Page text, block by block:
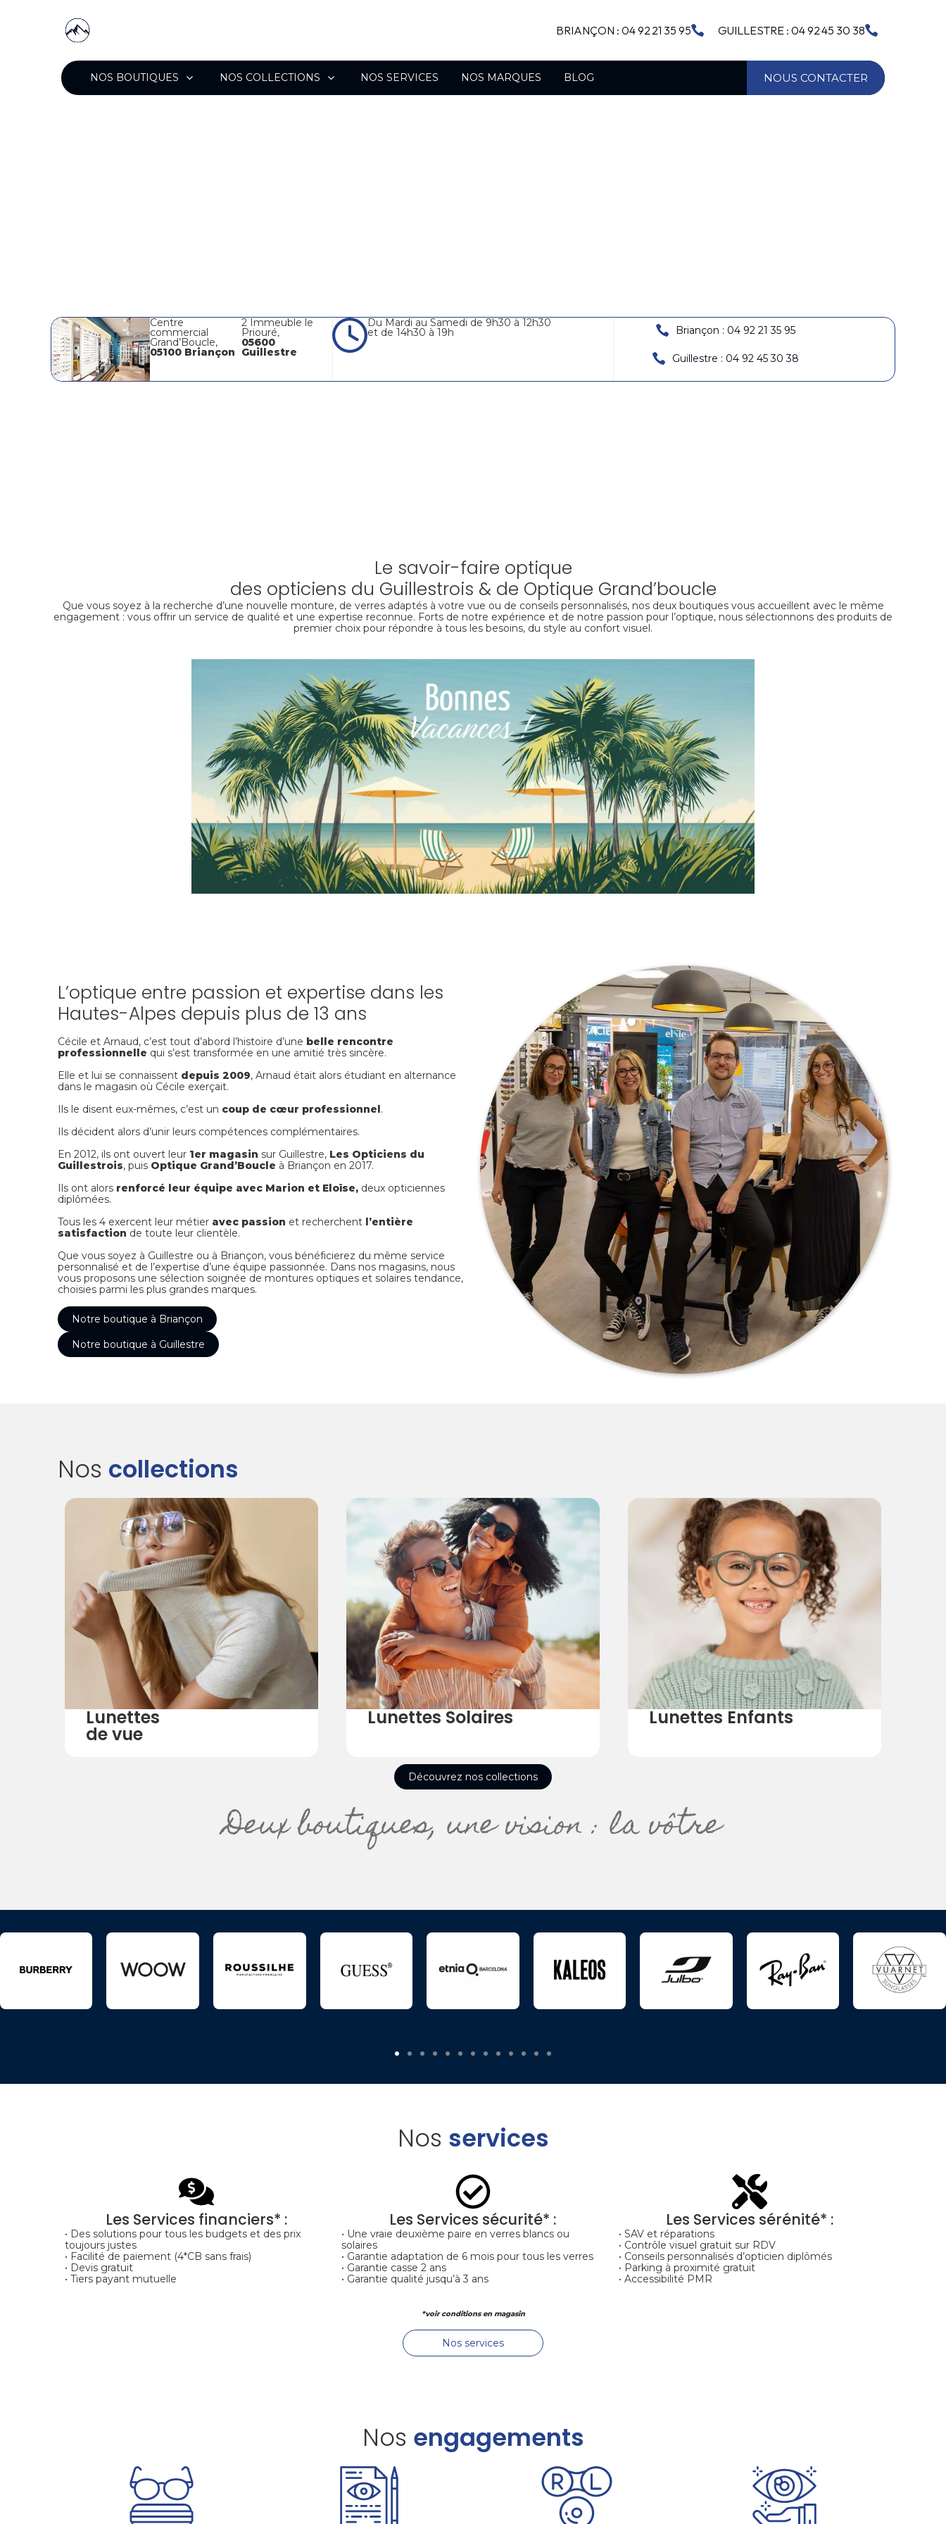
BRIANÇON : 04 92 21 35 95 GUILLESTRE : 04 92 45 30 38
NOS BOUTIQUES NOS COLLECTIONS NOS SERVICES NOS MARQUES BLOG NOUS CONTACTER
Centre
commercial
Grand’Boucle,
05100 Briançon
2 Immeuble le
Priouré,
05600
Guillestre
Du Mardi au Samedi de 9h30 à 12h30
et de 14h30 à 19h Briançon : 04 92 21 35 95
Guillestre : 04 92 45 30 38
Le savoir-faire optique
des opticiens du Guillestrois & de Optique Grand’boucle
Que vous soyez à la recherche d’une nouvelle monture, de verres adaptés à votre vue ou de conseils personnalisés, nos deux boutiques vous accueillent avec le même
engagement : vous offrir un service de qualité et une expertise reconnue. Forts de notre expérience et de notre passion pour l’optique, nous sélectionnons des produits de
premier choix pour répondre à tous les besoins, du style au confort visuel.
L’optique entre passion et expertise dans les
Hautes-Alpes depuis plus de 13 ans
Cécile et Arnaud, c’est tout d’abord l’histoire d’une belle rencontre
professionnelle qui s’est transformée en une amitié très sincère.
Elle et lui se connaissent depuis 2009, Arnaud était alors étudiant en alternance
dans le magasin où Cécile exerçait.
Ils le disent eux-mêmes, c’est un coup de cœur professionnel .
Ils décident alors d’unir leurs compétences complémentaires.
En 2012, ils ont ouvert leur 1er magasin sur Guillestre, Les Opticiens du
Guillestrois, puis Optique Grand’Boucle à Briançon en 2017.
Ils ont alors renforcé leur équipe avec Marion et Eloïse, deux opticiennes
diplômées.
Tous les 4 exercent leur métier avec passion et recherchent l’entière
satisfaction de toute leur clientèle.
Que vous soyez à Guillestre ou à Briançon, vous bénéficierez du même service
personnalisé et de l’expertise d’une équipe passionnée. Dans nos magasins, nous
vous proposons une sélection soignée de montures optiques et solaires tendance,
choisies parmi les plus grandes marques.
Notre boutique à Briançon
Notre boutique à Guillestre
Nos collections
Lunettes
de vue
Lunettes Solaires Lunettes Enfants
Découvrez nos collections
Deux boutiques, une vision : la vôtre
Nos services
Les Services financiers* :
• Des solutions pour tous les budgets et des prix
toujours justes
• Facilité de paiement (4*CB sans frais)
• Devis gratuit
• Tiers payant mutuelle
Les Services sécurité* :
• Une vraie deuxième paire en verres blancs ou
solaires
• Garantie adaptation de 6 mois pour tous les verres
• Garantie casse 2 ans
• Garantie qualité jusqu’à 3 ans
Les Services sérénité* :
• SAV et réparations
• Contrôle visuel gratuit sur RDV
• Conseils personnalisés d’opticien diplômés
• Parking à proximité gratuit
• Accessibilité PMR
*voir conditions en magasin
Nos services
Nos engagements